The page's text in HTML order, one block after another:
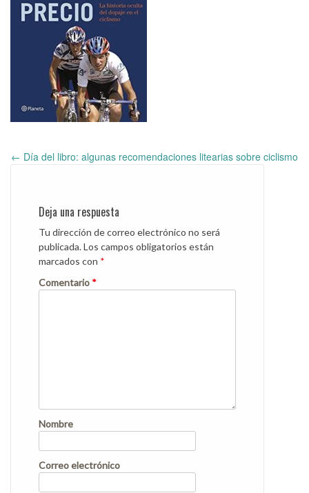
Post
← Día del libro: algunas recomendaciones litearias sobre ciclismo
Deja una respuesta
Tu dirección de correo electrónico no será
publicada.Los campos obligatorios están
marcados con *
Comentario *
Nombre
Correo electrónico